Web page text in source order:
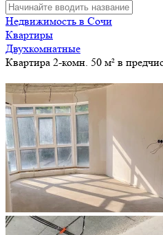
Недвижимость в Сочи
Квартиры
Двухкомнатные
Квартира 2-комн. 50 м² в